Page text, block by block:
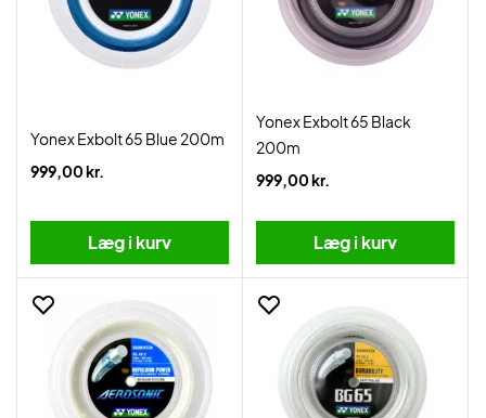
Yonex Exbolt 65 Blue 200m
999,00 kr.
Læg i kurv
Yonex Exbolt 65 Black
200m
999,00 kr.
Læg i kurv